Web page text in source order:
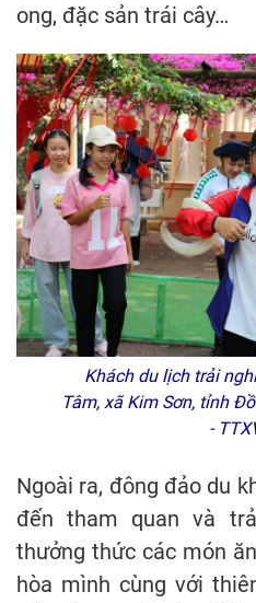
ong, đặc sản trái cây…
Khách du lịch trải
Tâm, xã Kim Sơn, tỉnh
-
Ngoài ra, đông đảo du
đến tham quan và
thưởng thức các món
hòa mình cùng với